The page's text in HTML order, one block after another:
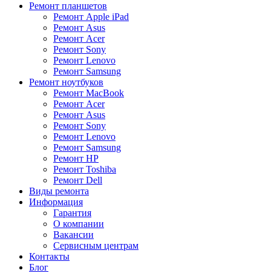
Ремонт планшетов
Ремонт Apple iPad
Ремонт Asus
Ремонт Acer
Ремонт Sony
Ремонт Lenovo
Ремонт Samsung
Ремонт ноутбуков
Ремонт MacBook
Ремонт Acer
Ремонт Asus
Ремонт Sony
Ремонт Lenovo
Ремонт Samsung
Ремонт HP
Ремонт Toshiba
Ремонт Dell
Виды ремонта
Информация
Гарантия
О компании
Вакансии
Сервисным центрам
Контакты
Блог